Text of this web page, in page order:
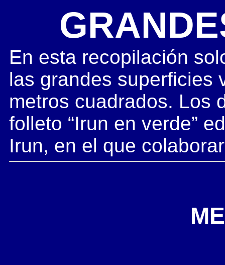
En esta recopilación
las grandes superficies
metros cuadrados. Los
folleto “Irun en verde”
Irun, en el que